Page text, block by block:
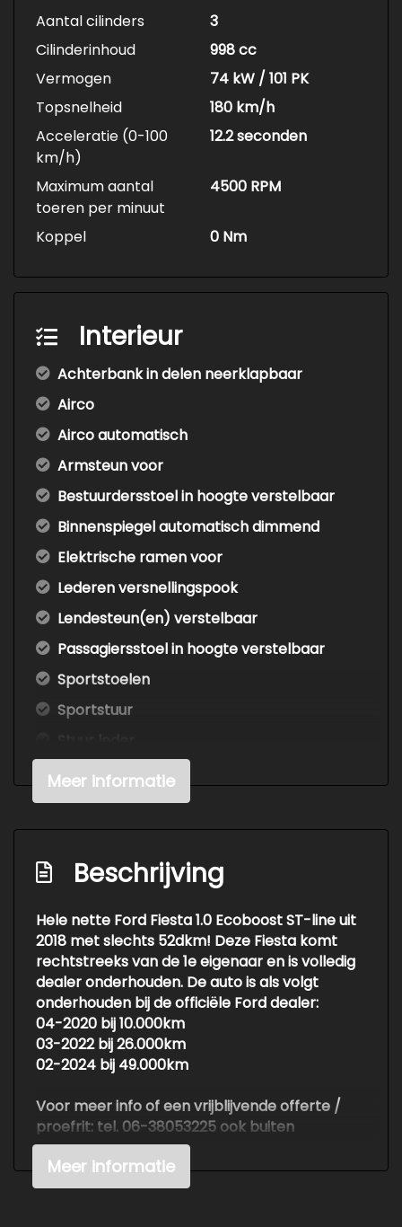
Aantal cilinders
3
Cilinderinhoud
998 cc
Vermogen
74 kW / 101 PK
Topsnelheid
180 km/h
Acceleratie (0-100
km/h)
12.2 seconden
Maximum aantal
toeren per minuut
4500 RPM
Koppel 0 Nm
Interieur
Achterbank in delen neerklapbaar
Airco
Airco automatisch
Armsteun voor
Bestuurdersstoel in hoogte verstelbaar
Binnenspiegel automatisch dimmend
Elektrische ramen voor
Lederen versnellingspook
Lendesteun(en) verstelbaar
Passagiersstoel in hoogte verstelbaar
Sportstoelen
Sportstuur
Stuur verstelbaar
Stuur verwarmd
Stuurbekrachtiging snelheidsafhankelijk
Voorstoelen verwarmd
Airbag bestuurder
Airbag passagier
Airbag(s) hoofd achter
Airbag(s) hoofd voor
Airbag(s) side voor
Autotelefoonvoorbereiding met bluetooth
Brake assist system
Connected services
Meer informatie
Beschrijving
Hele nette Ford Fiesta 1.0 Ecoboost ST-line uit
2018 met slechts 52dkm! Deze Fiesta komt
rechtstreeks van de 1e eigenaar en is volledig
dealer onderhouden. De auto is als volgt
onderhouden bij de officiële Ford dealer:
04-2020 bij 10.000km
03-2022 bij 26.000km
02-2024 bij 49.000km
Voor meer info of een vrijblijvende offerte /
proefrit: tel. 06-38053225 ook buiten
openingstijden of info@autokuepers.nl - Auto
Kuepers is erkend BOVAG bedrijf. OPEN OP
AFSPRAAK!
Meer informatie